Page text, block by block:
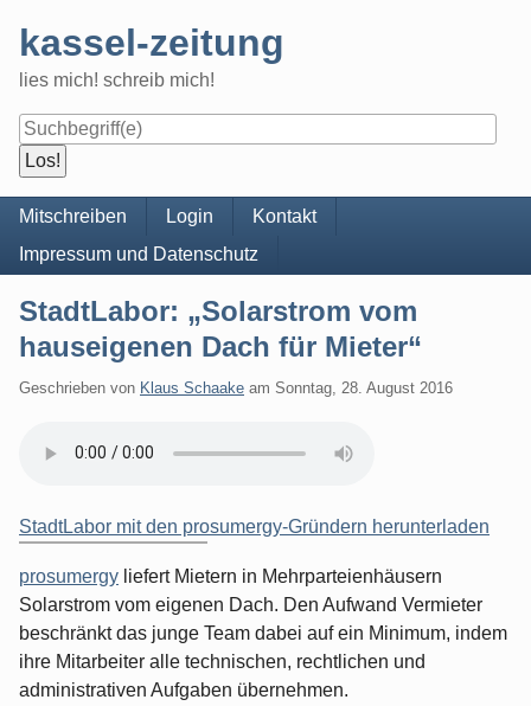
content
kassel-zeitung
lies mich! schreib mich!
Navigation
Mitschreiben Login
Kontakt
Impressum und Datenschutz
StadtLabor: „Solarstrom vom
hauseigenen Dach für Mieter“
Geschrieben von Klaus Schaake am Sonntag, 28. August 2016
StadtLabor mit den prosumergy-Gründern herunterladen
prosumergy liefert Mietern in Mehrparteienhäusern
Solarstrom vom eigenen Dach. Den Aufwand Vermieter
beschränkt das junge Team dabei auf ein Minimum, indem
ihre Mitarbeiter alle technischen, rechtlichen und
administrativen Aufgaben übernehmen.